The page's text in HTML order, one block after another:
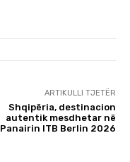
ARTIKULLI TJETËR
Shqipëria, destinacion
autentik mesdhetar në
Panairin ITB Berlin 2026